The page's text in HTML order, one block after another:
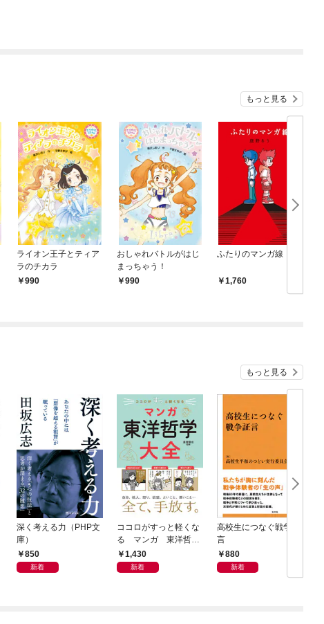
もっと見る
ライオン王子とティア
ラのチカラ
990
おしゃれバトルがはじ
まっちゃう！
990
ふたりのマンガ線
1,760
もっと見る
深く考える力（PHP文
庫）
850
新着
ココロがすっと軽くな
る マンガ 東洋哲学
大全1,430
新着
高校生につなぐ戦争証
言
880
新着